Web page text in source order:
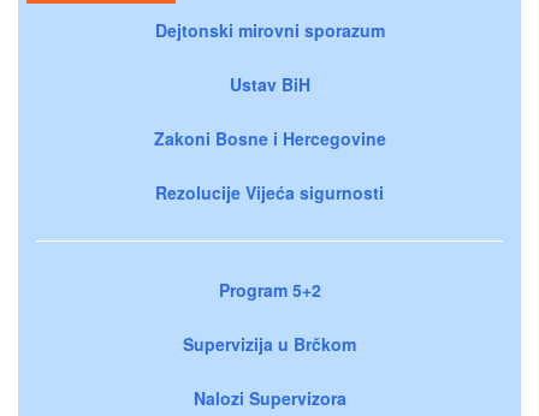
Dejtonski mirovni sporazum
Ustav BiH
Zakoni Bosne i Hercegovine
Rezolucije Vijeća sigurnosti
Program 5+2
Supervizija u Brčkom
Nalozi Supervizora